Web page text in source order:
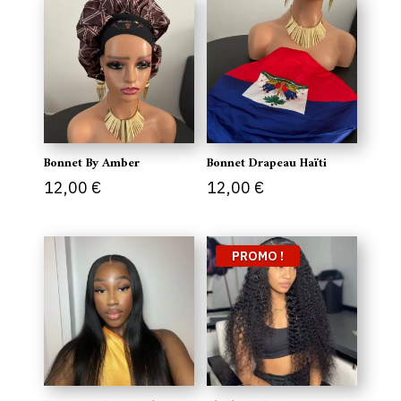
Bonnet By Amber
12,00 €
Bonnet Drapeau Haïti
12,00 €
PROMO !